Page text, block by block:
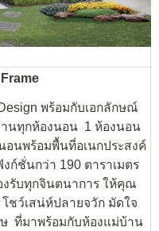
พร้อมกับเอกลักษณ์
านทุกห้องนอน 1 ห้องนอน
นพร้อมพื้นที่อเนกประสงค์
ก์ชั่นกว่า 190 ตาราเมตร
งรับทุกจินตนาการ ให้คุณ
ชว์เสน่ห์ปลายจวัก มัดใจ
ษ ที่มาพร้อมกับห้องแม่บ้าน